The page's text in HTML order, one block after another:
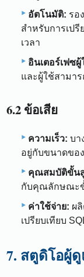
อัตโนมัติ: รอ
สำหรับการเป
เวลา
อินเตอร์เฟซผู้
และผู้ใช้สามา
6.2 ข้อเสีย
ความเร็ว: บา
อยู่กับขนาดขอ
คุณสมบัติขั้น
กับคุณลักษณะขั้
ค่าใช้จ่าย: ผ
เปรียบเทียบ
7. สตูดิโอผู้ดู